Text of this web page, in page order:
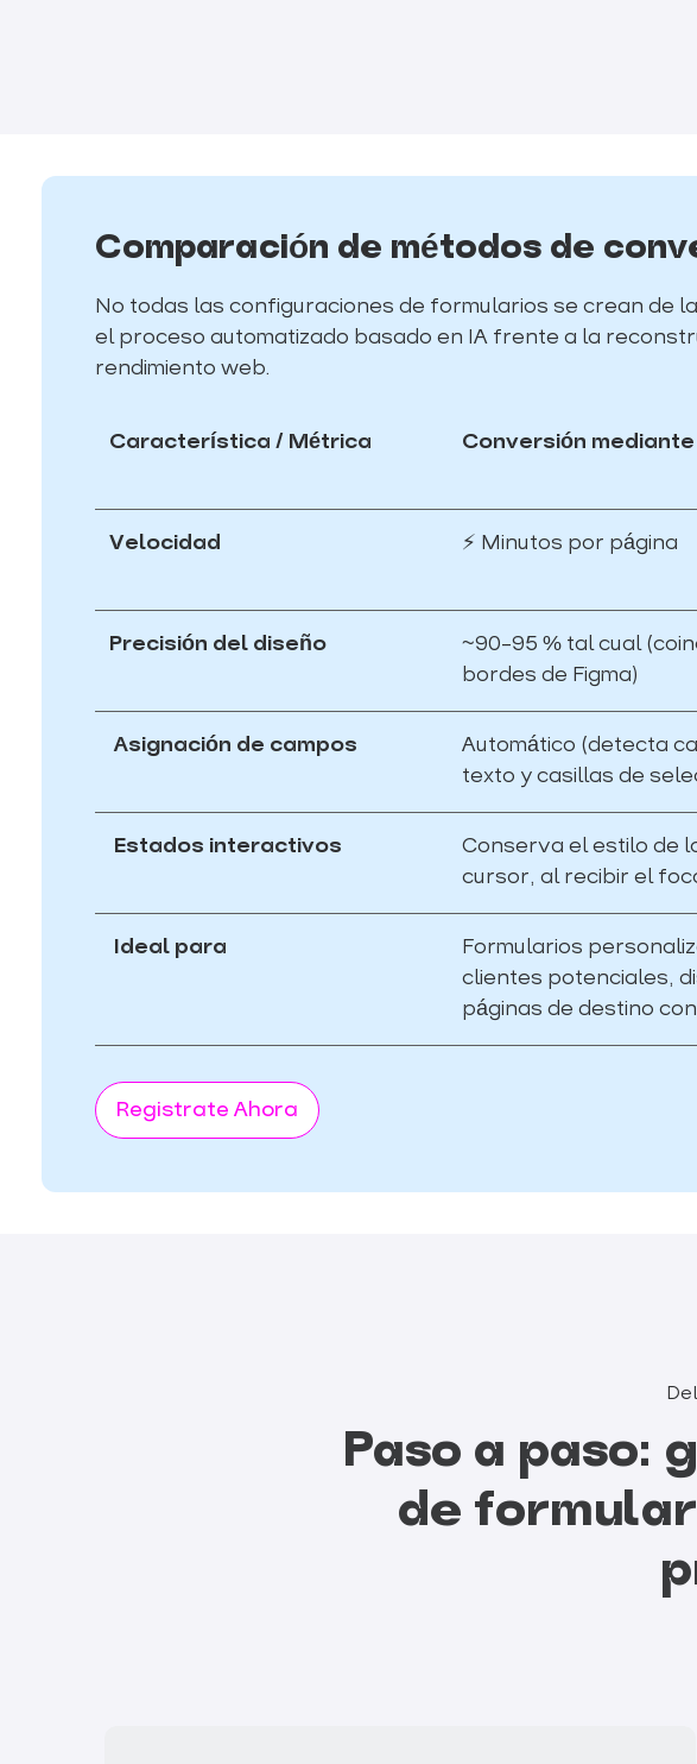
Comparación de métodos de
No todas las configuraciones de formularios se crean de
el proceso automatizado basado en IA frente a la
rendimiento web.
Característica / Métrica Conversión
Velocidad ⚡ Minutos por página
Precisión del diseño
~90–95 % tal cual
bordes de Figma)
Asignación de campos
Automático (detecta
texto y casillas de
Estados interactivos
Conserva el estilo de
cursor, al recibir el
Ideal para
Formularios
clientes potenciales,
páginas de destino
Registrate Ahora
Paso a paso:
de